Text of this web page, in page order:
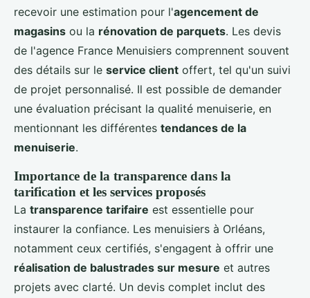
recevoir une estimation pour l'agencement de
magasins ou la rénovation de parquets. Les devis
de l'agence France Menuisiers comprennent souvent
des détails sur le service client offert, tel qu'un suivi
de projet personnalisé. Il est possible de demander
une évaluation précisant la qualité menuiserie, en
mentionnant les différentes tendances de la
menuiserie.
Importance de la transparence dans la
tarification et les services proposés
La transparence tarifaire est essentielle pour
instaurer la confiance. Les menuisiers à Orléans,
notamment ceux certifiés, s'engagent à offrir une
réalisation de balustrades sur mesure et autres
projets avec clarté. Un devis complet inclut des